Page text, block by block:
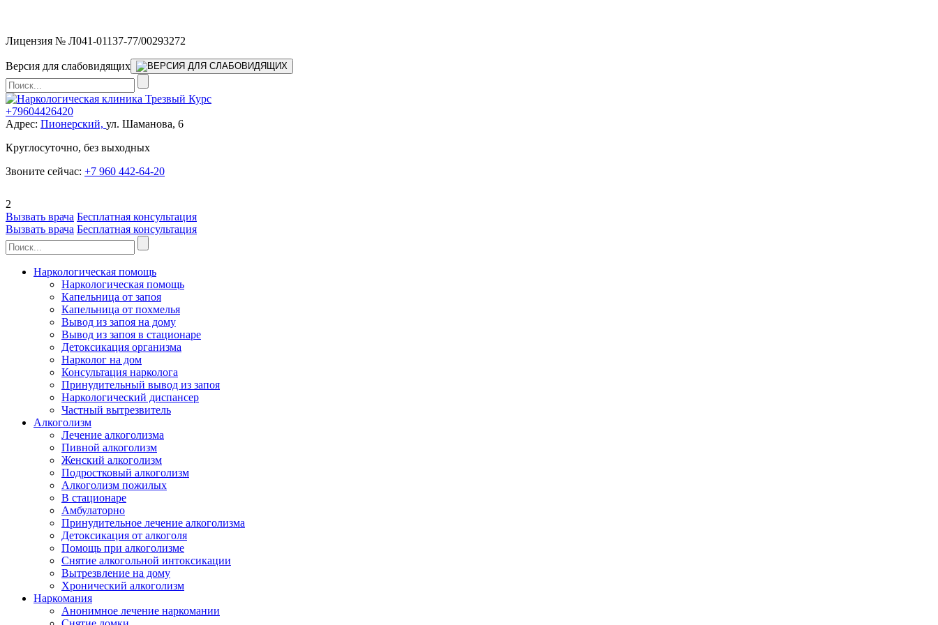
Лицензия № Л041-01137-77/00293272
Версия для слабовидящих
+79604426420
Адрес: Пионерский, ул. Шаманова, 6
Круглосуточно, без выходных
Звоните сейчас: +7 960 442-64-20
2
Вызвать врача Бесплатная консультация
Вызвать врача Бесплатная консультация
Наркологическая помощь
Наркологическая помощь
Капельница от запоя
Капельница от похмелья
Вывод из запоя на дому
Вывод из запоя в стационаре
Детоксикация организма
Нарколог на дом
Консультация нарколога
Принудительный вывод из запоя
Наркологический диспансер
Частный вытрезвитель
Алкоголизм
Лечение алкоголизма
Пивной алкоголизм
Женский алкоголизм
Подростковый алкоголизм
Алкоголизм пожилых
В стационаре
Амбулаторно
Принудительное лечение алкоголизма
Детоксикация от алкоголя
Помощь при алкоголизме
Снятие алкогольной интоксикации
Вытрезвление на дому
Хронический алкоголизм
Наркомания
Анонимное лечение наркомании